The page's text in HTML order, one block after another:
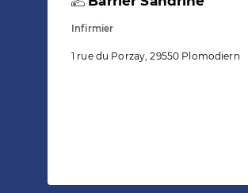
Infirmier
1 rue du Porzay, 29550 Plomodiern